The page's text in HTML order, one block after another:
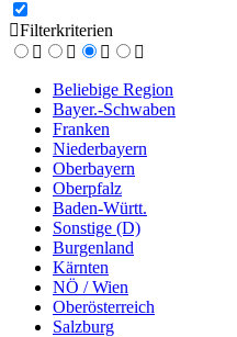
Filterkriterien
Beliebige Region
Bayer.-Schwaben
Franken
Niederbayern
Oberbayern
Oberpfalz
Baden-Württ.
Sonstige (D)
Burgenland
Kärnten
NÖ / Wien
Oberösterreich
Salzburg